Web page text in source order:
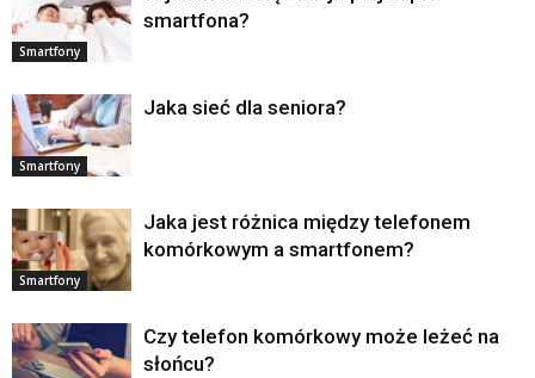
Smartfony
smartfona?
Smartfony
Jaka sieć dla seniora?
Smartfony
Jaka jest różnica między telefonem
komórkowym a smartfonem?
Czy telefon komórkowy może leżeć na
słońcu?